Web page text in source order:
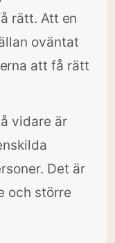
rätt. Att en
oväntat
att få rätt
vidare är
Det är
och större